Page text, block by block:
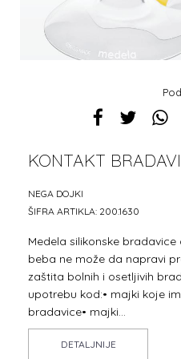
KONTAKT
NEGA DOJKI
ŠIFRA ARTIKLA: 200.1630
Medela silikonske
beba ne može da napravi
zaštita bolnih i osetljivih
upotrebu kod:• majki koje
bradavice• majki...
DETALJNIJE